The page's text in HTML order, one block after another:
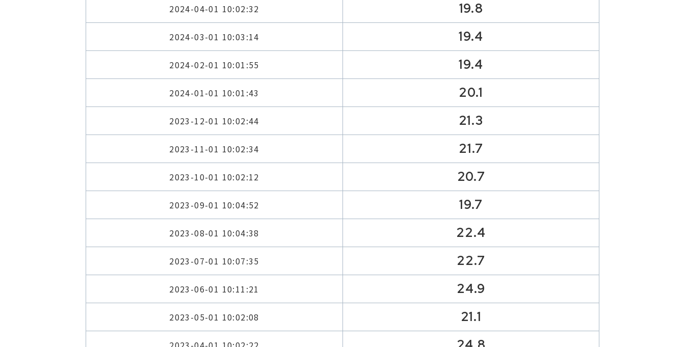
2024-04-01 10:02:32 19.8
2024-03-01 10:03:14 19.4
2024-02-01 10:01:55 19.4
2024-01-01 10:01:43 20.1
2023-12-01 10:02:44 21.3
2023-11-01 10:02:34 21.7
2023-10-01 10:02:12 20.7
2023-09-01 10:04:52 19.7
2023-08-01 10:04:38 22.4
2023-07-01 10:07:35 22.7
2023-06-01 10:11:21 24.9
2023-05-01 10:02:08 21.1